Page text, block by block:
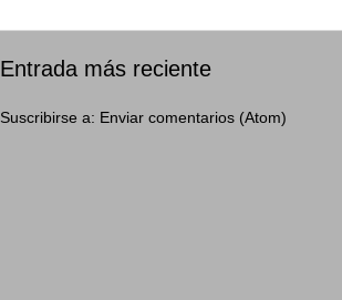
Entrada más reciente
Suscribirse a: Enviar comentarios (Atom)